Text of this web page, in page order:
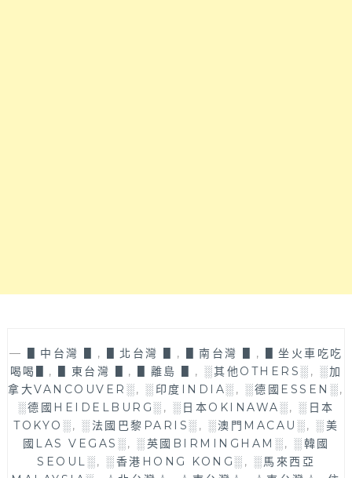
開
箱、
穿
搭
配
件、
美
髮
— ▋中台灣 ▋ , ▋北台灣 ▋ , ▋南台灣 ▋ ,
▋坐火車吃吃
喝喝▋ , ▋東台灣 ▋ , ▋離島 ▋ , ░其他OTHERS░ , ░加
拿大VANCOUVER░,░印度INDIA░ , ░德國ESSEN░,
░德國HEIDELBURG░ , ░日本OKINAWA░, ░日本
TOKYO░, ░法國巴黎PARIS░ , ░澳門MACAU░, ░美
國LAS VEGAS░, ░英國BIRMINGHAM░, ░韓國
SEOUL░, ░香港HONG KONG░ , ░馬來西亞